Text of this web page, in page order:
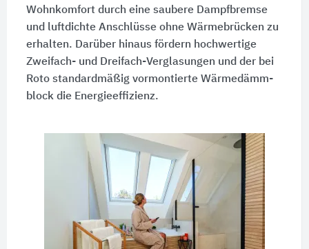
Wohn­komfort durch eine saubere Dampf­bremse
und luftdichte Anschlüsse ohne Wärme­brücken zu
erhalten. Darüber hinaus fördern hoch­wertige
Zweifach- und Dreifach-Verglasungen und der bei
Roto standard­mäßig vormontierte Wärme­dämm­
block die Energieeffizienz.